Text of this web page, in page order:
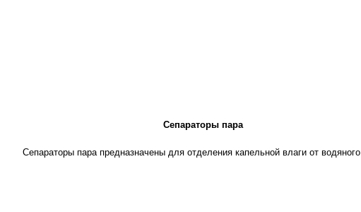
Сепараторы пара
Сепараторы пара предназначены для отделения капельной влаги от водяного